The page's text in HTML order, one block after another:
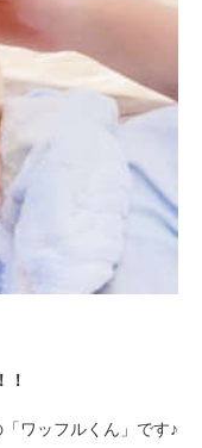
！
「ワッフルくん」です♪